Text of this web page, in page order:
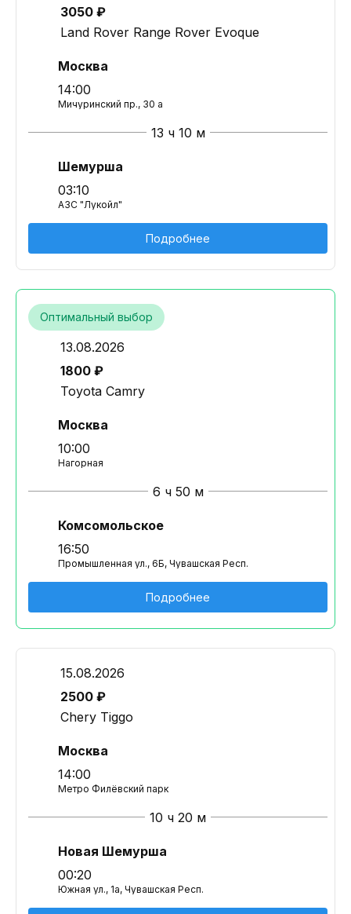
3050 ₽
Land Rover Range Rover Evoque
Москва
14:00
Мичуринский пр., 30 а
13 ч 10 м
Шемурша
03:10
АЗС "Лукойл"
Подробнее
Оптимальный выбор
13.08.2026
1800 ₽
Toyota Camry
Москва
10:00
Нагорная
6 ч 50 м
Комсомольское
16:50
Промышленная ул., 6Б, Чувашская Респ.
Подробнее
15.08.2026
2500 ₽
Chery Tiggo
Москва
14:00
Метро Филёвский парк
10 ч 20 м
Новая Шемурша
00:20
Южная ул., 1а, Чувашская Респ.